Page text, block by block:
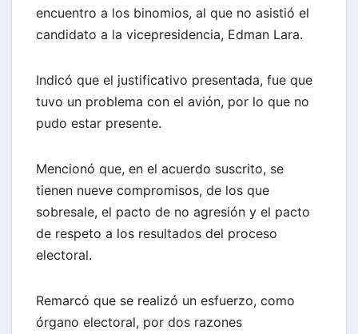
encuentro a los binomios, al que no asistió el
candidato a la vicepresidencia, Edman Lara.
Indicó que el justificativo presentada, fue que
tuvo un problema con el avión, por lo que no
pudo estar presente.
Mencionó que, en el acuerdo suscrito, se
tienen nueve compromisos, de los que
sobresale, el pacto de no agresión y el pacto
de respeto a los resultados del proceso
electoral.
Remarcó que se realizó un esfuerzo, como
órgano electoral, por dos razones